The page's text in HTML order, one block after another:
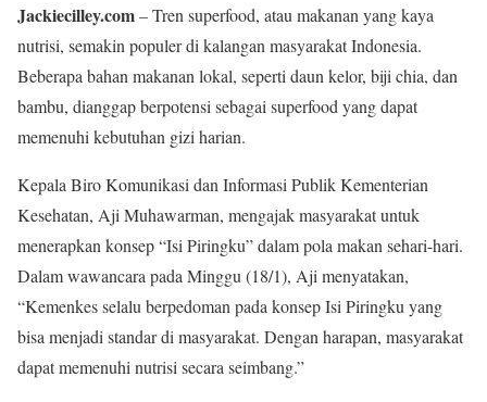
Jackiecilley.com– Tren superfood, atau makanan yang kaya
nutrisi, semakin populer di kalangan masyarakat Indonesia.
Beberapa bahan makanan lokal, seperti daun kelor, biji chia, dan
bambu, dianggap berpotensi sebagai superfood yang dapat
memenuhi kebutuhan gizi harian.
Kepala Biro Komunikasi dan Informasi Publik Kementerian
Kesehatan, Aji Muhawarman, mengajak masyarakat untuk
menerapkan konsep “Isi Piringku” dalam pola makan sehari-hari.
Dalam wawancara pada Minggu (18/1), Aji menyatakan,
“Kemenkes selalu berpedoman pada konsep Isi Piringku yang
bisa menjadi standar di masyarakat. Dengan harapan, masyarakat
dapat memenuhi nutrisi secara seimbang.”